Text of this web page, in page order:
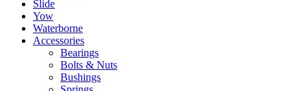
Slide
Yow
Waterborne
Accessories
Bearings
Bolts & Nuts
Bushings